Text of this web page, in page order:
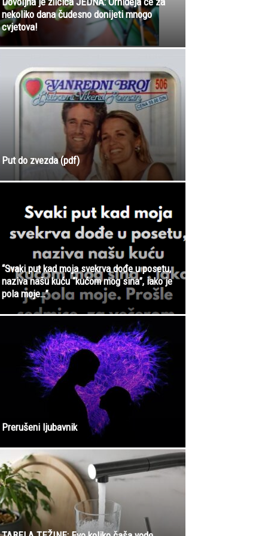
nekoliko dana čudesno donijeti mnogo
cvjetova!
Put do zvezda (pdf)
“Svaki put kad moja svekrva dođe u posetu,
naziva našu kuću “kućom mog sina”, iako je
pola moje…”
Prerušeni ljubavnik